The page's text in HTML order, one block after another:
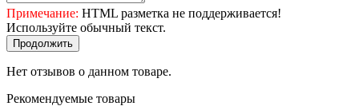
Примечание: HTML разметка не поддерживается!
Используйте обычный текст.
Продолжить
Нет отзывов о данном товаре.
Рекомендуемые товары